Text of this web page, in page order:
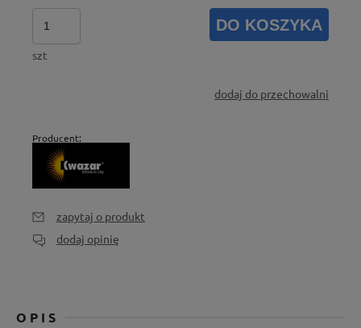
szt
DO KOSZYKA
dodaj do przechowalni
Producent:
zapytaj o produkt
dodaj opinię
OPIS